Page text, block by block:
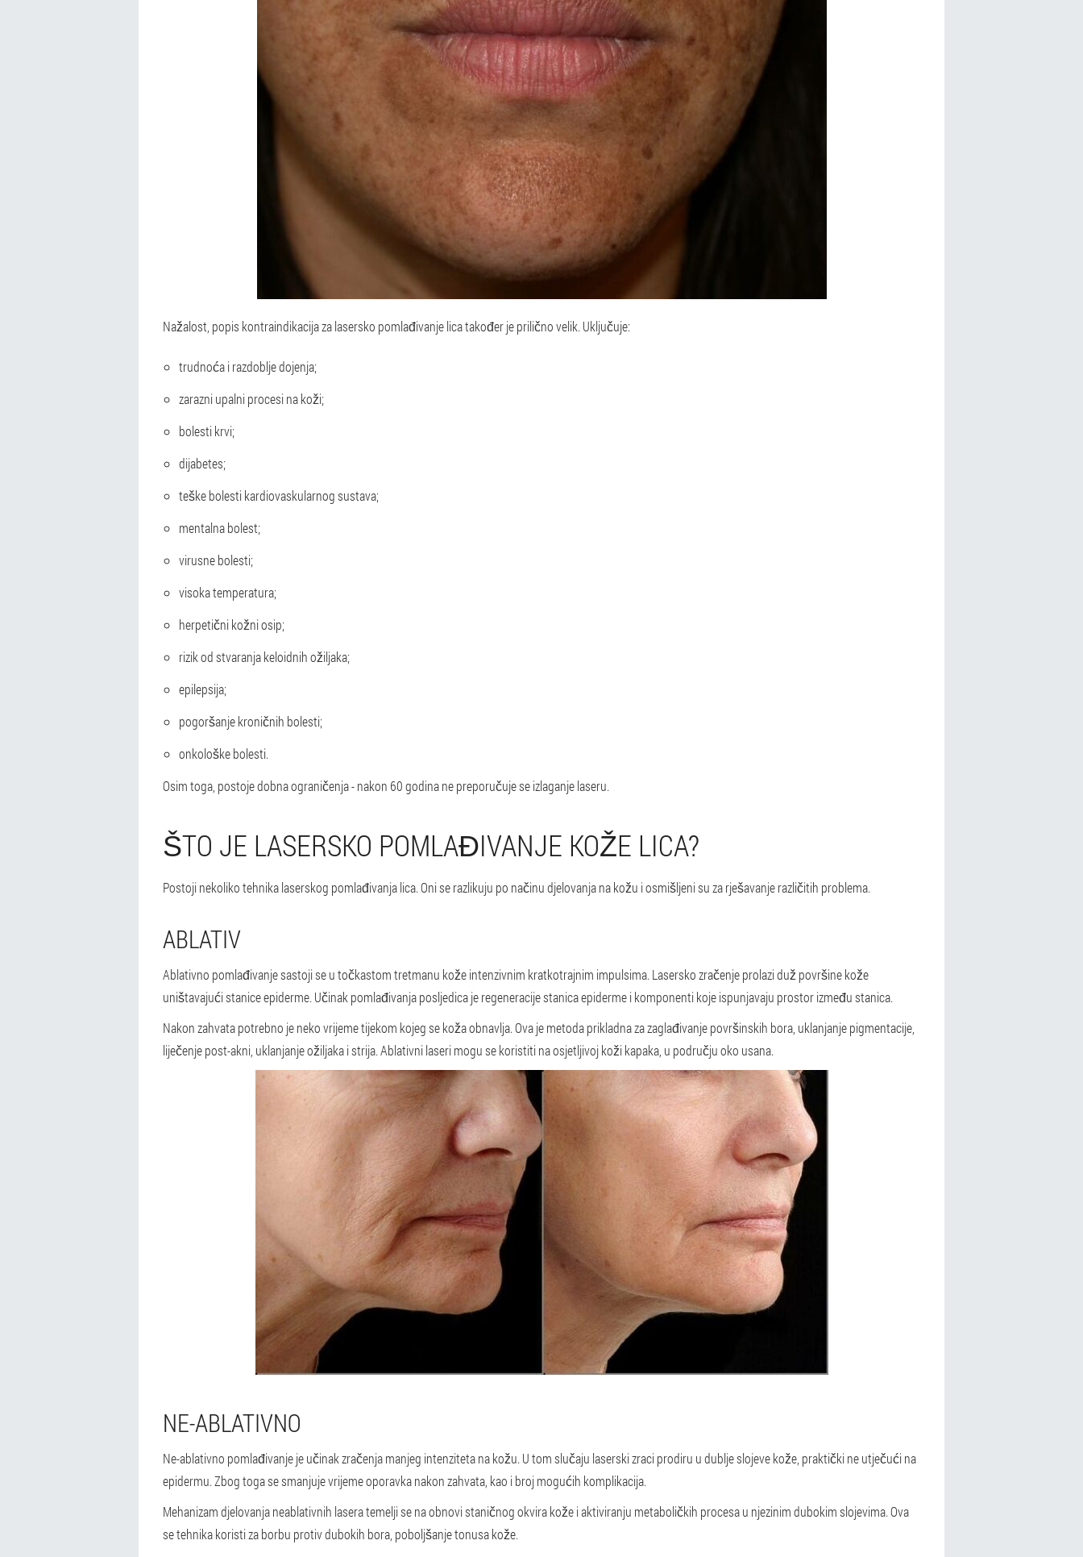
Nažalost, popis kontraindikacija za lasersko pomlađivanje lica također je prilično velik. Uključuje:
trudnoća i razdoblje dojenja;
zarazni upalni procesi na koži;
bolesti krvi;
dijabetes;
teške bolesti kardiovaskularnog sustava;
mentalna bolest;
virusne bolesti;
visoka temperatura;
herpetični kožni osip;
rizik od stvaranja keloidnih ožiljaka;
epilepsija;
pogoršanje kroničnih bolesti;
onkološke bolesti.
Osim toga, postoje dobna ograničenja - nakon 60 godina ne preporučuje se izlaganje laseru.
ŠTO JE LASERSKO POMLAĐIVANJE KOŽE LICA?
Postoji nekoliko tehnika laserskog pomlađivanja lica. Oni se razlikuju po načinu djelovanja na kožu i osmišljeni su za rješavanje različitih problema.
ABLATIV
Ablativno pomlađivanje sastoji se u točkastom tretmanu kože intenzivnim kratkotrajnim impulsima. Lasersko zračenje prolazi duž površine kože
uništavajući stanice epiderme. Učinak pomlađivanja posljedica je regeneracije stanica epiderme i komponenti koje ispunjavaju prostor između stanica.
Nakon zahvata potrebno je neko vrijeme tijekom kojeg se koža obnavlja. Ova je metoda prikladna za zaglađivanje površinskih bora, uklanjanje pigmentacije,
liječenje post-akni, uklanjanje ožiljaka i strija. Ablativni laseri mogu se koristiti na osjetljivoj koži kapaka, u području oko usana.
NE-ABLATIVNO
Ne-ablativno pomlađivanje je učinak zračenja manjeg intenziteta na kožu. U tom slučaju laserski zraci prodiru u dublje slojeve kože, praktički ne utječući na
epidermu. Zbog toga se smanjuje vrijeme oporavka nakon zahvata, kao i broj mogućih komplikacija.
Mehanizam djelovanja neablativnih lasera temelji se na obnovi staničnog okvira kože i aktiviranju metaboličkih procesa u njezinim dubokim slojevima. Ova
se tehnika koristi za borbu protiv dubokih bora, poboljšanje tonusa kože.